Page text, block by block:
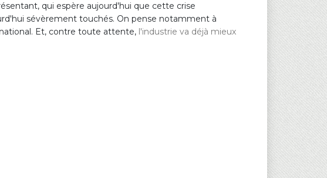
qui espère aujourd'hui que cette crise
sévèrement touchés. On pense notamment à
Et, contre toute attente, l'industrie va déjà mieux